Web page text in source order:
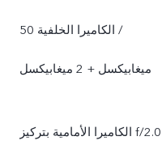
/ الكاميرا الخلفية 50
ميغابيكسل + 2 ميغابيكسل
الكاميرا الأمامية بتركيز f/2.0